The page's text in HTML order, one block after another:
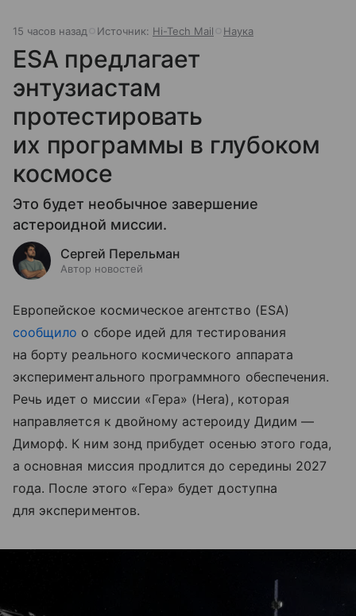
15 часов назад Источник: Hi-Tech Mail Наука
ESA предлагает
энтузиастам
протестировать
их программы в глубоком
космосе
Это будет необычное завершение
астероидной миссии.
Сергей Перельман
Автор новостей
Европейское космическое агентство (ESA)
сообщило о сборе идей для тестирования
на борту реального космического аппарата
экспериментального программного обеспечения.
Речь идет о миссии «Гера» (Hera), которая
направляется к двойному астероиду Дидим —
Диморф. К ним зонд прибудет осенью этого года,
а основная миссия продлится до середины 2027
года. После этого «Гера» будет доступна
для экспериментов.